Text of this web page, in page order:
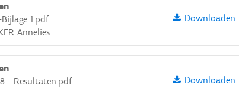
Bijlage 1.pdf
Annelies
Downloaden
- Resultaten.pdf
Downloaden